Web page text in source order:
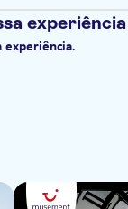
experiência
experiência.